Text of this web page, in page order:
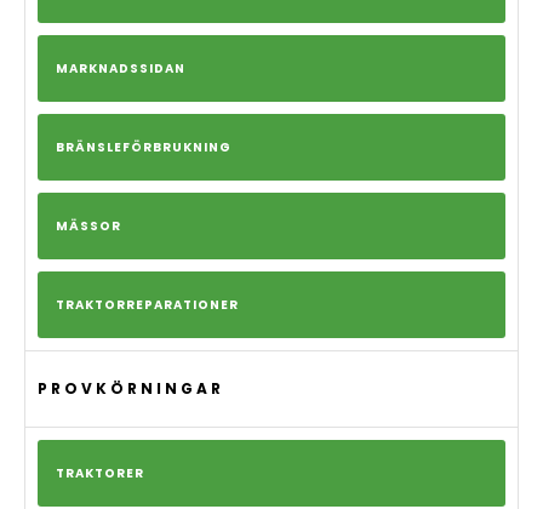
MARKNADSSIDAN
BRÄNSLEFÖRBRUKNING
MÄSSOR
TRAKTORREPARATIONER
PROVKÖRNINGAR
TRAKTORER